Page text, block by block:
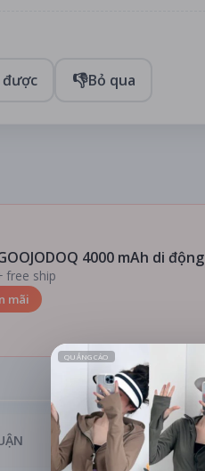
được 👎Bỏ qua
4000 mAh di động
free ship
mãi
ĐÁNH GIÁ TIN TỨC